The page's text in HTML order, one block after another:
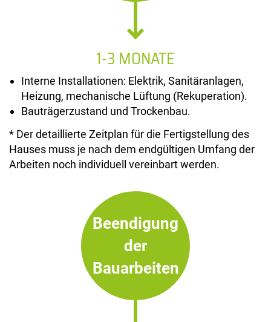
1-3 MONATE
Interne Installationen: Elektrik, Sanitäranlagen,
Heizung, mechanische Lüftung (Rekuperation).
Bauträgerzustand und Trockenbau.
* Der detaillierte Zeitplan für die Fertigstellung des
Hauses muss je nach dem endgültigen Umfang der
Arbeiten noch individuell vereinbart werden.
Beendigung
der
Bauarbeiten